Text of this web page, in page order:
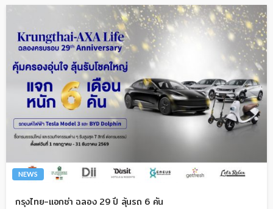
NEWS
กรุงไทย-แอกซ่า ฉลอง 29 ปี ลุ้นรถ 6 คัน